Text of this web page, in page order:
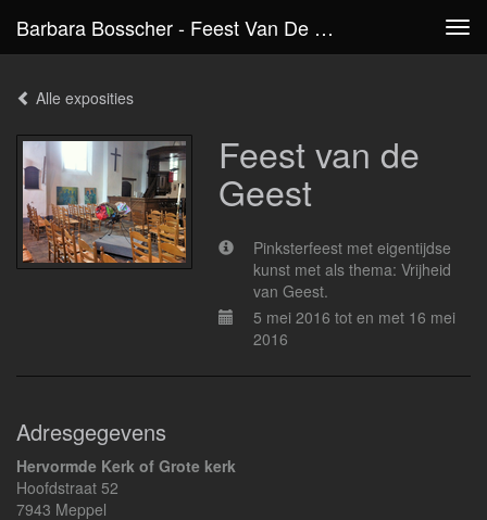
Barbara Bosscher - Feest Van De Geest
Alle exposities
Feest van de
Geest
Pinksterfeest met eigentijdse
kunst met als thema: Vrijheid
van Geest.
5 mei 2016 tot en met 16 mei
2016
Adresgegevens
Hervormde Kerk of Grote kerk
Hoofdstraat 52
7943 Meppel